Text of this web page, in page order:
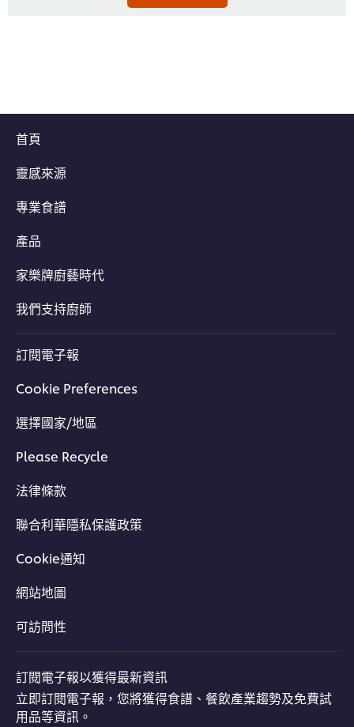
首頁
靈感來源
專業食譜
產品
家樂牌廚藝時代
我們支持廚師
訂閱電子報
Cookie Preferences
選擇國家/地區
Please Recycle
法律條款
聯合利華隱私保護政策
Cookie通知
網站地圖
可訪問性
訂閱電子報以獲得最新資訊
立即訂閱電子報，您將獲得食譜、餐飲產業趨勢及免費試
用品等資訊。